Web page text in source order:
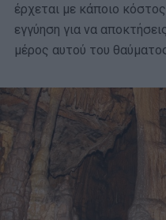
έρχεται με κάποιο
εγγύηση για να
μέρος αυτού του